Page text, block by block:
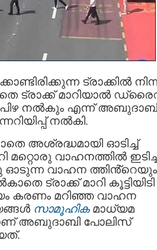
ട്രാക്കിൽ
ട്രാക്ക് മാറിയാൽ
പിഴ നൽകും എന്ന്
നൽകി.
അശ്രദ്ധമായി ഓടിച്ച്
മറ്റൊരു വാഹനത്തിൽ
ഓടുന്ന വാഹന ത്തിൻ്റെയും
ട്രാക്ക് മാറി കൂട്ടിയിടി
കരണം മറിഞ്ഞ വാഹന
സാമൂഹിക മാധ്യമ
അബുദാബി പോലിസ്